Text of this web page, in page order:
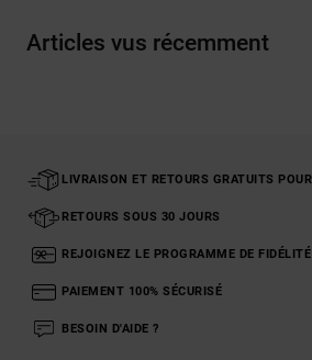
Articles vus récemment
LIVRAISON ET RETOURS GRATUITS
RETOURS SOUS 30 JOURS
REJOIGNEZ LE PROGRAMME DE FIDÉLITÉ
PAIEMENT 100% SÉCURISÉ
BESOIN D'AIDE ?